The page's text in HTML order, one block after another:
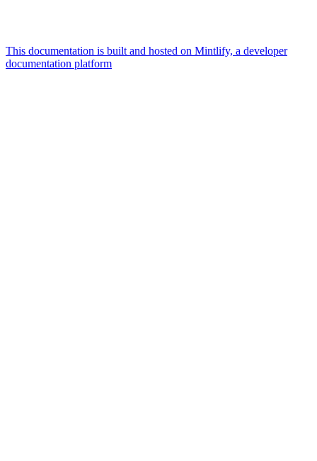
This documentation is built and hosted on Mintlify, a developer
documentation platform